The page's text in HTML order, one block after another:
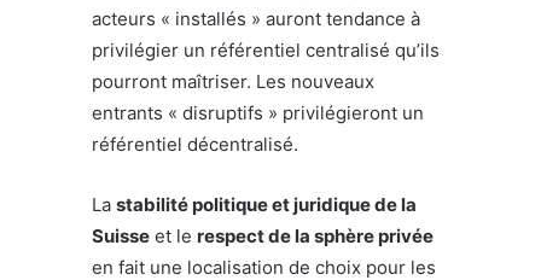
acteurs « installés » auront tendance à
privilégier un référentiel centralisé qu’ils
pourront maîtriser. Les nouveaux
entrants « disruptifs » privilégieront un
référentiel décentralisé.
La stabilité politique et juridique de la
Suisse et le respect de la sphère privée
en fait une localisation de choix pour les